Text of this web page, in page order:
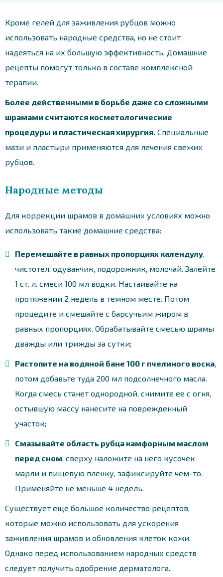
Кроме гелей для заживления рубцов можно
использовать народные средства, но не стоит
надеяться на их большую эффективность. Домашние
рецепты помогут только в составе комплексной
терапии.
Более действенными в борьбе даже со сложными
шрамами считаются косметологические
процедуры и пластическая хирургия. Специальные
мази и пластыри применяются для лечения свежих
рубцов.
Народные методы
Для коррекции шрамов в домашних условиях можно
использовать такие домашние средства:
Перемешайте в равных пропорциях календулу
чистотел, одуванчик, подорожник, молочай. Залейте
1 ст. л. смеси 100 мл водки. Настаивайте на
протяжении 2 недель в темном месте. Потом
процедите и смешайте с барсучьим жиром в
равных пропорциях. Обрабатывайте смесью шрамы
дважды или трижды за сутки;
Растопите на водяной бане 100 г пчелиного воска
потом добавьте туда 200 мл подсолнечного масла.
Когда смесь станет однородной, снимите ее с огня,
остывшую массу нанесите на поврежденный
участок;
Смазывайте область рубца камфорным маслом
перед сном , сверху наложите на него кусочек
марли и пищевую пленку, зафиксируйте чем-то.
Применяйте не меньше 4 недель.
Существует еще большое количество рецептов,
которые можно использовать для ускорения
заживления шрамов и обновления клеток кожи.
Однако перед использованием народных средств
следует получить одобрение дерматолога.